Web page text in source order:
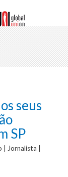
seus
SP
Jornalista |